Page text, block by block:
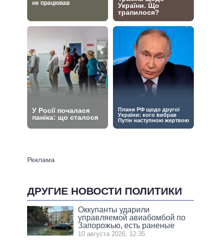
ДРУГИЕ НОВОСТИ ПОЛИТИКИ
Оккупанты ударили
управляемой авиабомбой по
Запорожью, есть раненые
10 августа 2026, 12:35